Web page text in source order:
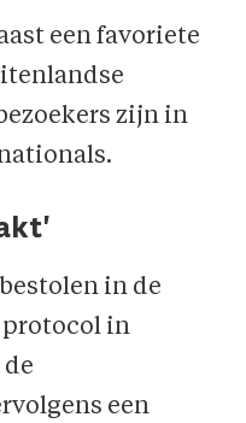
een favoriete
zijn in
in de
protocol in
een